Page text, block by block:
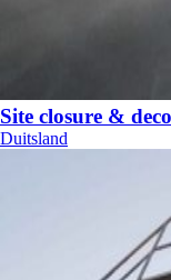
Site closure &
Duitsland